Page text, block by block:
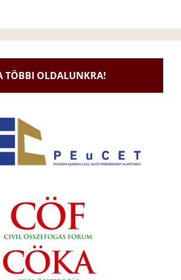
TÖBBI OLDALUNKRA!